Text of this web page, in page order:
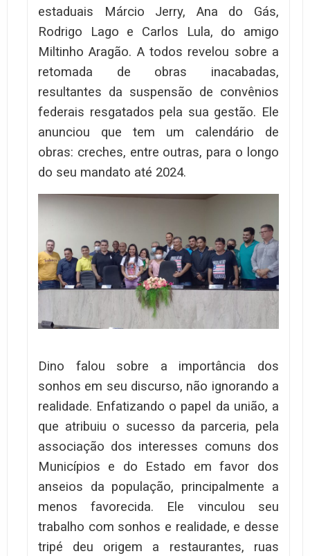
estaduais Márcio Jerry, Ana do Gás,
Rodrigo Lago e Carlos Lula, do amigo
Miltinho Aragão. A todos revelou sobre a
retomada de obras inacabadas,
resultantes da suspensão de convênios
federais resgatados pela sua gestão. Ele
anunciou que tem um calendário de
obras: creches, entre outras, para o longo
do seu mandato até 2024.
Dino falou sobre a importância dos
sonhos em seu discurso, não ignorando a
realidade. Enfatizando o papel da união, a
que atribuiu o sucesso da parceria, pela
associação dos interesses comuns dos
Municípios e do Estado em favor dos
anseios da população, principalmente a
menos favorecida. Ele vinculou seu
trabalho com sonhos e realidade, e desse
tripé deu origem a restaurantes, ruas